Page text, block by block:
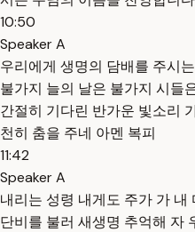
10:50
Speaker A
우리에게 생명의 담배를 주시
불가지 늘의 날은 불가지 시들
간절히 기다린 반가운 빛소리
천히 춤을 주네 아멘 복피
11:42
Speaker A
내리는 성령 내게도 주가 가
단비를 불러 새생명 추억해 자